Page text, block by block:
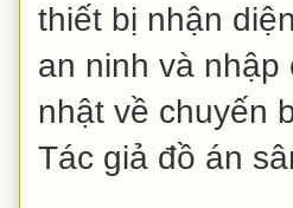
thiết bị nhận
an ninh và nhập
nhật về chuyến
Tác giả đồ án